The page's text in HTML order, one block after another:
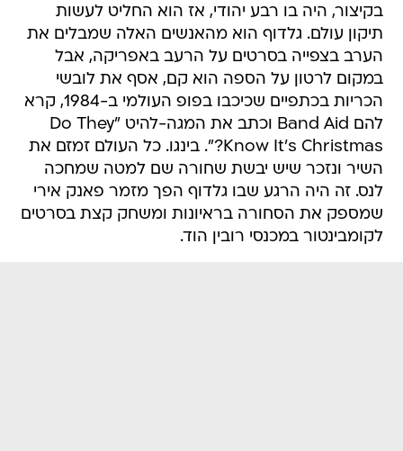
בקיצור, היה בו רבע יהודי, אז הוא החליט לעשות
תיקון עולם. גלדוף הוא מהאנשים האלה שמבלים את
הערב בצפייה בסרטים על הרעב באפריקה, אבל
במקום לרטון על הספה הוא קם, אסף את לובשי
הכריות בכתפיים שכיכבו בפופ העולמי ב-1984, קרא
להם Band Aid וכתב את המגה-להיט "Do They
Know It's Christmas?". בינגו. כל העולם זמזם את
השיר ונזכר שיש יבשת שחורה שם למטה שמחכה
לנס. זה היה הרגע שבו גלדוף הפך מזמר פאנק אירי
שמספק את הסחורה בראיונות ומשחק קצת בסרטים
לקומבינטור במכנסי רובין הוד.